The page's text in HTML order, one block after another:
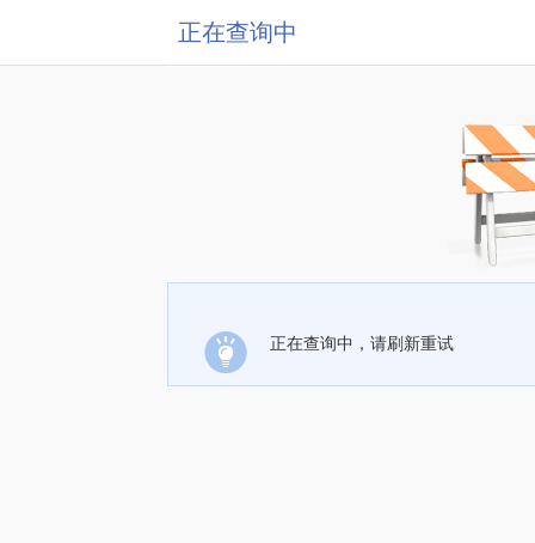
正在查询中
正在查询中，请刷新重试